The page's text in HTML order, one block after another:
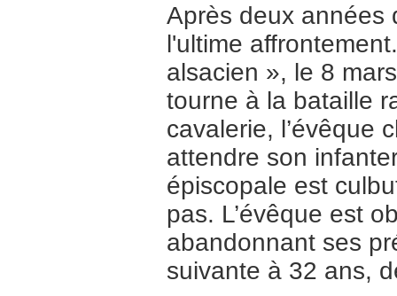
Après deux années
l'ultime
alsacien », le 8
tourne à la bataille
cavalerie, l’évêque
attendre son
épiscopale est
pas. L’évêque est
abandonnant ses
suivante à 32 ans,